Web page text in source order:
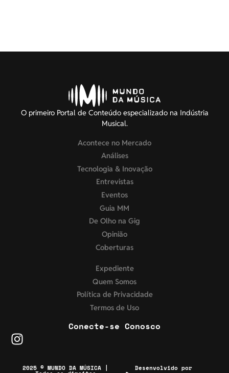
O primeiro Portal de Conteúdo especializado na Indústria
Musical.
Acontece no Mercado
Análises
Tecnologia & Inovação
Entrevistas
Eventos
Guia MM
De Olho na Gig
Opinião
Coberturas
Expediente
Quem Somos
Política de Privacidade
Termos de Uso
Conecte-se Conosco
2025 © MUNDO DA MÚSICA | Desenvolvido por